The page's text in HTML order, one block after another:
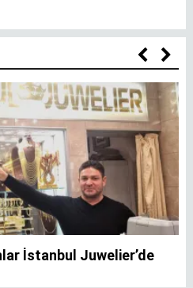
İstanbul Juwelier’de